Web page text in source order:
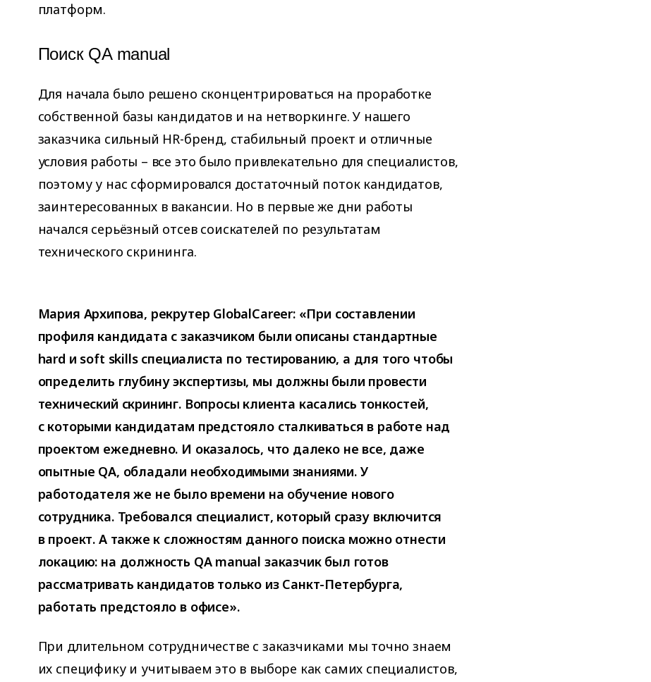
платформ.
Поиск QA manual
Для начала было решено сконцентрироваться на проработке
собственной базы кандидатов и на нетворкинге. У нашего
заказчика сильный HR-бренд, стабильный проект и отличные
условия работы – все это было привлекательно для специалистов,
поэтому у нас сформировался достаточный поток кандидатов,
заинтересованных в вакансии. Но в первые же дни работы
начался серьёзный отсев соискателей по результатам
технического скрининга.
Мария Архипова, рекрутер GlobalCareer: «При составлении
профиля кандидата с заказчиком были описаны стандартные
hard и soft skills специалиста по тестированию, а для того чтобы
определить глубину экспертизы, мы должны были провести
технический скрининг. Вопросы клиента касались тонкостей,
с которыми кандидатам предстояло сталкиваться в работе над
проектом ежедневно. И оказалось, что далеко не все, даже
опытные QA, обладали необходимыми знаниями. У
работодателя же не было времени на обучение нового
сотрудника. Требовался специалист, который сразу включится
в проект. А также к сложностям данного поиска можно отнести
локацию: на должность QA manual заказчик был готов
рассматривать кандидатов только из Санкт-Петербурга,
работать предстояло в офисе».
При длительном сотрудничестве с заказчиками мы точно знаем
их специфику и учитываем это в выборе как самих специалистов,